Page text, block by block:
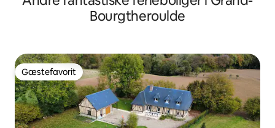
Bourgtheroulde
Gæstefavorit
Gæstefavorit